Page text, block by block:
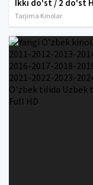
Tarjima Kinolar